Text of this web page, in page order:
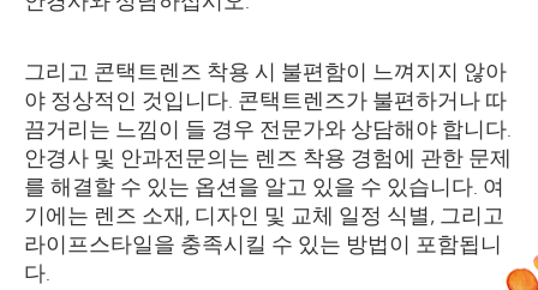
그리고 콘택트렌즈 착용 시 불편함이 느껴지지 않아
야 정상적인 것입니다. 콘택트렌즈가 불편하거나 따
끔거리는 느낌이 들 경우 전문가와 상담해야 합니다.
안경사 및 안과전문의는 렌즈 착용 경험에 관한 문제
를 해결할 수 있는 옵션을 알고 있을 수 있습니다. 여
기에는 렌즈 소재, 디자인 및 교체 일정 식별, 그리고
라이프스타일을 충족시킬 수 있는 방법이 포함됩니
다.